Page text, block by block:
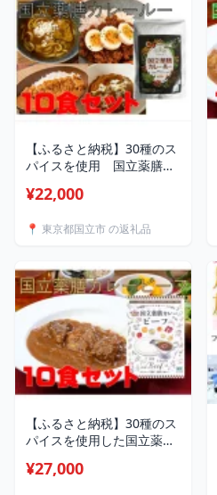
【ふるさと納税】30種のス
パイスを使用 国立薬膳カ
セット 小麦粉・ラード不
¥22,000
📍 東京都国立市 の返礼品
【ふるさと納税】30種のス
パイスを使用した国立薬膳
セット 小麦粉・ラード不
¥27,000